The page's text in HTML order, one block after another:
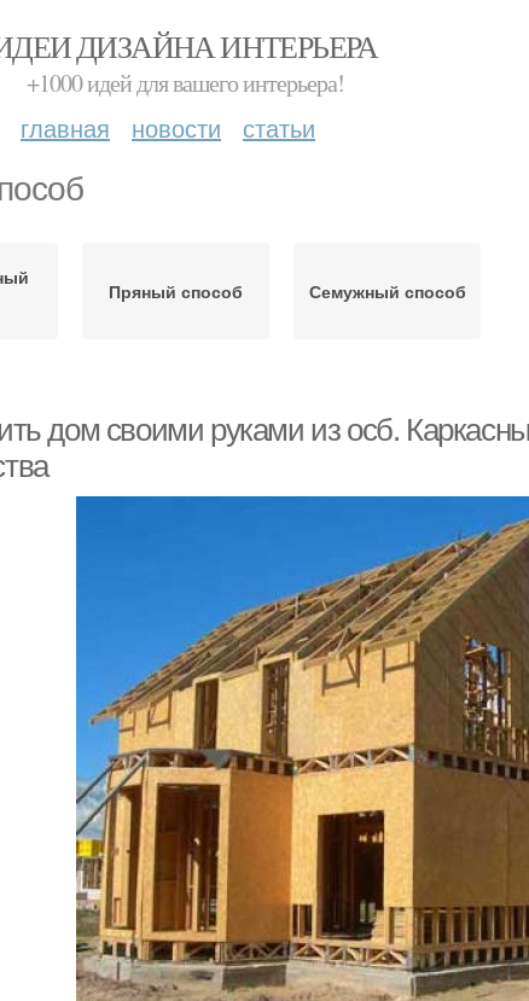
ДИЗАЙНА ИНТЕРЬЕРА
+1000 идей для вашего интерьера!
главная новости статьи
Пряный способ Семужный способ
дом своими руками из осб.